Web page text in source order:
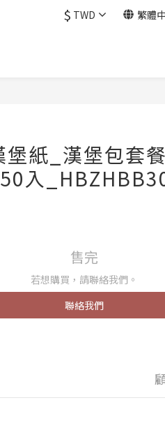
$ TWD 繁體
堡紙_漢堡包套
入
售完
若想購買，請聯絡我們。
聯絡我們